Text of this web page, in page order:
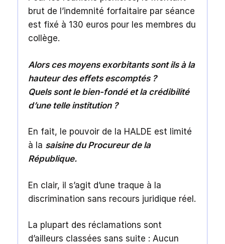
brut de l’indemnité forfaitaire par séance
est fixé à 130 euros pour les membres du
collège.
Alors ces moyens exorbitants sont ils à la
hauteur des effets escomptés ?
Quels sont le bien-fondé et la crédibilité
d’une telle institution ?
En fait, le pouvoir de la HALDE est limité
à la saisine du Procureur de la
République.
En clair, il s’agit d’une traque à la
discrimination sans recours juridique réel.
La plupart des réclamations sont
d’ailleurs classées sans suite : Aucun